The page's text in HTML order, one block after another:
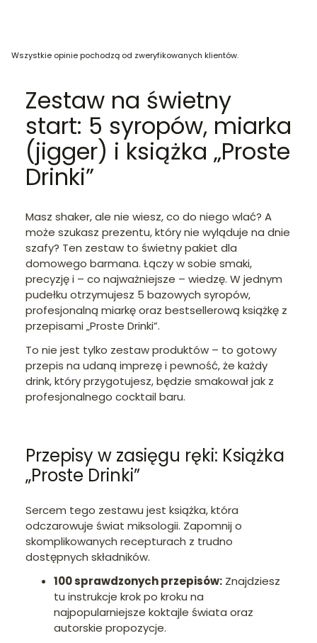
Wszystkie opinie pochodzą od zweryfikowanych klientów.
Zestaw na świetny
start: 5 syropów, miarka
(jigger) i książka „Proste
Drinki”
Masz shaker, ale nie wiesz, co do niego wlać? A
może szukasz prezentu, który nie wyląduje na dnie
szafy? Ten zestaw to świetny pakiet dla
domowego barmana. Łączy w sobie smaki,
precyzję i – co najważniejsze – wiedzę. W jednym
pudełku otrzymujesz 5 bazowych syropów,
profesjonalną miarkę oraz bestsellerową książkę z
przepisami „Proste Drinki”.
To nie jest tylko zestaw produktów – to gotowy
przepis na udaną imprezę i pewność, że każdy
drink, który przygotujesz, będzie smakował jak z
profesjonalnego cocktail baru.
Przepisy w zasięgu ręki: Książka
„Proste Drinki”
Sercem tego zestawu jest książka, która
odczarowuje świat miksologii. Zapomnij o
skomplikowanych recepturach z trudno
dostępnych składników.
100 sprawdzonych przepisów: Znajdziesz
tu instrukcje krok po kroku na
najpopularniejsze koktajle świata oraz
autorskie propozycje.